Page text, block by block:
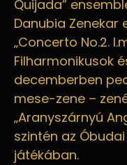
Quijada”
Danubia Zenekar
„Concerto No.2.
Filharmonikusok
decemberben
mese-zene –
„Aranyszárnyú
szintén az
játékában.